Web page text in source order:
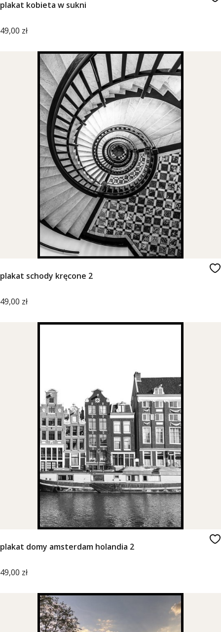
plakat kobieta w sukni
Cena
49,00 zł
plakat schody kręcone 2
Cena
49,00 zł
plakat domy amsterdam holandia 2
Cena
49,00 zł